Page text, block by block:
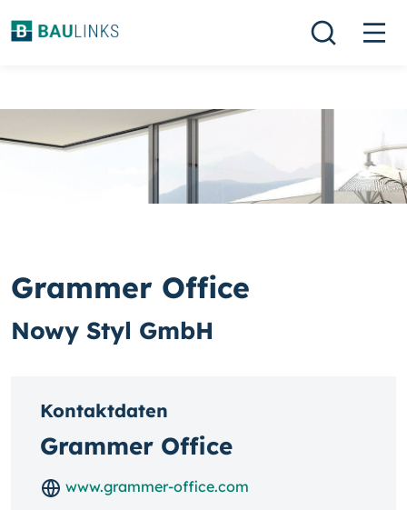
Grammer Office
Nowy Styl GmbH
Kontaktdaten
Grammer Office
www.grammer-office.com